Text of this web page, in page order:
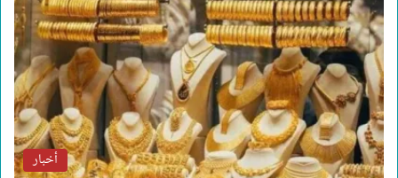
أخبار